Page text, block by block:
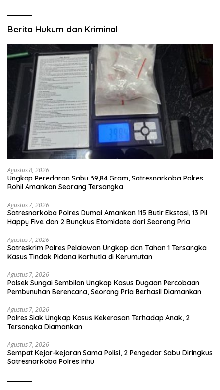
Berita Hukum dan Kriminal
Agustus 8, 2026
Ungkap Peredaran Sabu 39,84 Gram, Satresnarkoba Polres
Rohil Amankan Seorang Tersangka
Agustus 7, 2026
Satresnarkoba Polres Dumai Amankan 115 Butir Ekstasi, 13 Pil
Happy Five dan 2 Bungkus Etomidate dari Seorang Pria
Agustus 7, 2026
Satreskrim Polres Pelalawan Ungkap dan Tahan 1 Tersangka
Kasus Tindak Pidana Karhutla di Kerumutan
Agustus 7, 2026
Polsek Sungai Sembilan Ungkap Kasus Dugaan Percobaan
Pembunuhan Berencana, Seorang Pria Berhasil Diamankan
Agustus 7, 2026
Polres Siak Ungkap Kasus Kekerasan Terhadap Anak, 2
Tersangka Diamankan
Agustus 7, 2026
Sempat Kejar-kejaran Sama Polisi, 2 Pengedar Sabu Diringkus
Satresnarkoba Polres Inhu